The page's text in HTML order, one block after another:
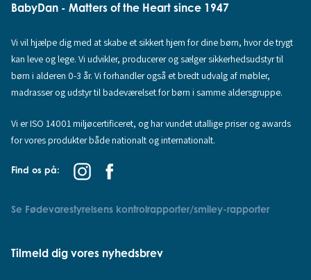
BabyDan - Matters of the Heart since 1947
Vi vil hjælpe dig med at skabe et sikkert hjem for dine børn, hvor de trygt
kan leve og lege. Vi udvikler, producerer og sælger sikkerhedsudstyr til
børn i alderen 0-3 år. Vi forhandler også et bredt udvalg af møbler,
madrasser og udstyr til badeværelset for børn i samme aldersgruppe.
Vi er ISO 14001 miljøcertificeret, og har vundet utallige priser og awards
for vores produkter både nationalt og internationalt.
Find os på:
Se Fødevarestyrelsens kontrolrapporter/smiley-rapporter
Tilmeld dig vores nyhedsbrev